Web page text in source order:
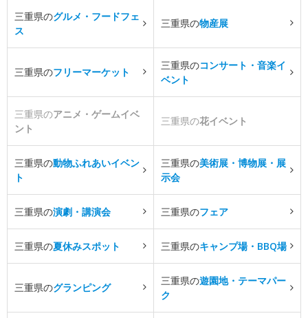
三重県のグルメ・フードフェ
ス
三重県の物産展
三重県のフリーマーケット
三重県のコンサート・音楽イ
ベント
三重県のアニメ・ゲームイベ
ント
三重県の花イベント
三重県の動物ふれあいイベン
ト
三重県の美術展・博物展・展
示会
三重県の演劇・講演会 三重県のフェア
三重県の夏休みスポット 三重県のキャンプ場・BBQ場
三重県のグランピング
三重県の遊園地・テーマパー
ク